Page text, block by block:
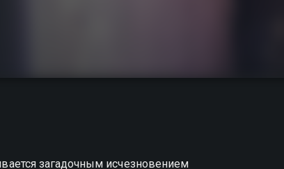
загадочным исчезновением